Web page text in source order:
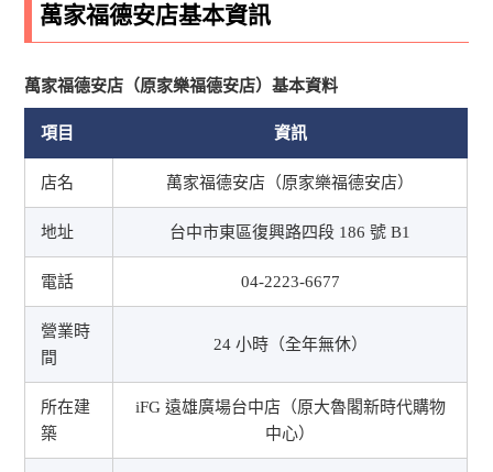
萬家福德安店基本資訊
萬家福德安店（原家樂福德安店）基本資料
項目 資訊
店名 萬家福德安店（原家樂福德安店）
地址 台中市東區復興路四段 186 號 B1
電話 04-2223-6677
營業時
間
24 小時（全年無休）
所在建
築
iFG 遠雄廣場台中店（原大魯閣新時代購物
中心）